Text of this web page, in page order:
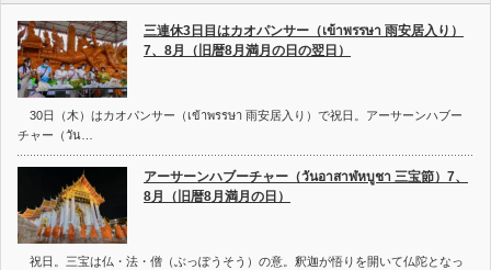
三連休3日目はカオパンサー（เข้าพรรษา 雨安居入り）
7、8月（旧暦8月満月の日の翌日）
30日（木）はカオパンサー（เข้าพรรษา 雨安居入り）で祝日。アーサーンハブー
チャー（วัน…
アーサーンハブーチャー（วันอาสาฬหบูชา 三宝節）7、
8月（旧暦8月満月の日）
祝日。三宝は仏・法・僧（ぶっぽうそう）の意。釈迦が悟りを開いて仏陀となっ